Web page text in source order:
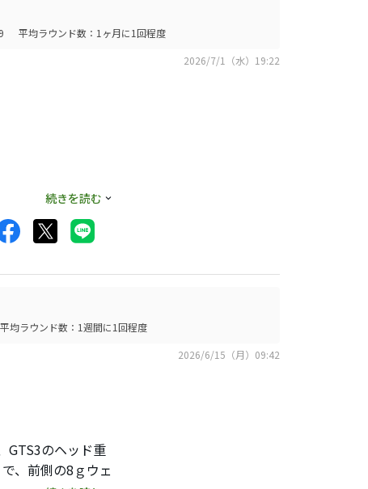
平均ラウンド数：1ヶ月に1回程度
2026/7/1（水）19:22
続きを読む
平均ラウンド数：1週間に1回程度
2026/6/15（月）09:42
GTS3のヘッド重
、前側の8ｇウェ